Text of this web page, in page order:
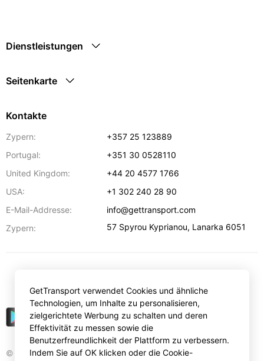
Dienstleistungen
Seitenkarte
Kontakte
Zypern:
+357 25 123889
Portugal:
+351 30 0528110
United Kingdom:
+44 20 4577 1766
USA:
+1 302 240 28 90
E-Mail-Addresse:
info@gettransport.com
Zypern:
57 Spyrou Kyprianou, Lanarka 6051
© Gettransport International Limited. GetTransport®
GetTransport verwendet Cookies und ähnliche
Technologien, um Inhalte zu personalisieren,
zielgerichtete Werbung zu schalten und deren
Effektivität zu messen sowie die
Benutzerfreundlichkeit der Plattform zu verbessern.
Indem Sie auf OK klicken oder die Cookie-